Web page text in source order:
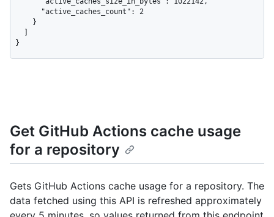
}
Get GitHub Actions cache usage
for a repository
Gets GitHub Actions cache usage for a repository. The
data fetched using this API is refreshed approximately